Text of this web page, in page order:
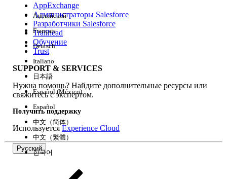
Возможности
Очистить все Готово
AppExchange
Администраторы Salesforce
Разработчики Salesforce
Trailhead
Обучение
Trust
SUPPORT & SERVICES
Нужна помощь? Найдите дополнительные ресурсы или
свяжитесь с экспертом.
Получить поддержку
ИспользуетсяExperience Cloud
Русский
Английский
Français
Deutsch
Italiano
日本語
Español (México)
Español
中文（简体）
中文（繁體）
한국어